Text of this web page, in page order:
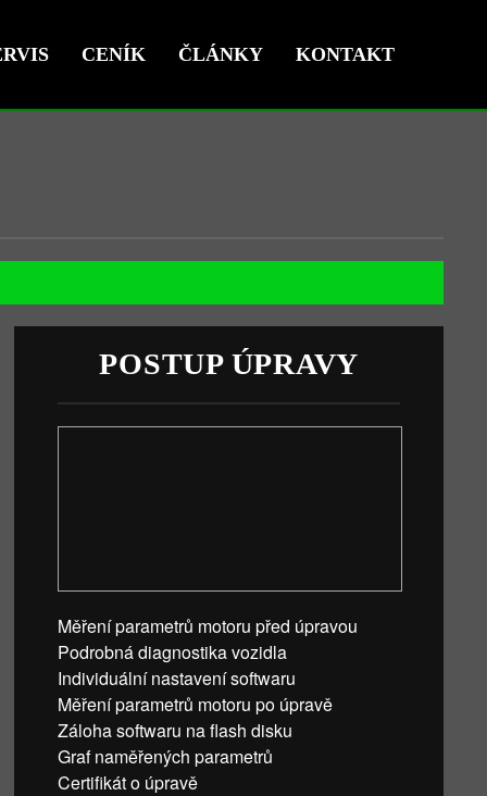
CENÍK ČLÁNKY KONTAKT
POSTUP ÚPRAVY
Měření parametrů motoru před úpravou
Podrobná diagnostika vozidla
Individuální nastavení softwaru
Měření parametrů motoru po úpravě
Záloha softwaru na flash disku
Graf naměřených parametrů
Certifikát o úpravě